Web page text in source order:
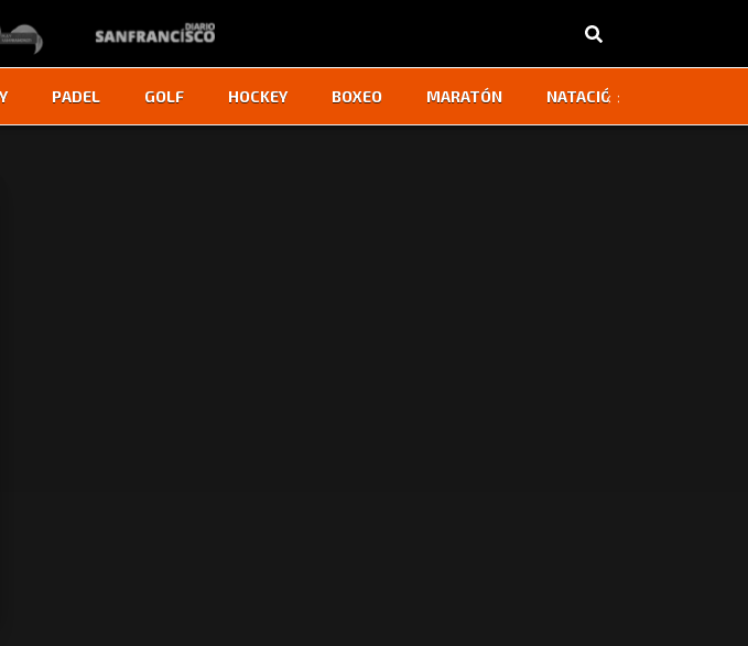
PADEL GOLF HOCKEY BOXEO MARATÓN NATACIÓN
‹ ›